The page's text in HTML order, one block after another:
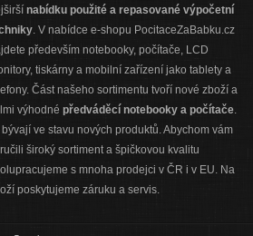
nabídku použité a repasované výpočetní
. V nabídce e-shopu PocitaceZaBabku.cz
především notebooky, počítače, LCD
tiskárny a mobilní zařízení jako tablety a
Část našeho sortimentu tvoří nové zboží a
výhodnépředváděcí notebooky a počítače.
bývají ve stavu nových produktů. Abychom vám
široký sortiment a špičkovou kvalitu
s mnoha prodejci v ČR i v EU. Na
poskytujeme záruku a servis.